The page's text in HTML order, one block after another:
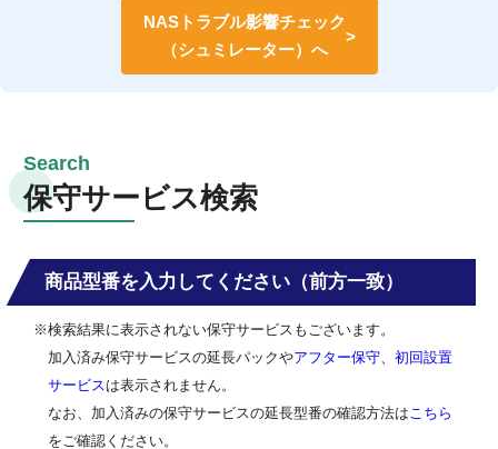
NASトラブル影響チェック
（シュミレーター）へ
保守サービス検索
商品型番を入力してください（前方一致）
※検索結果に表示されない保守サービスもございます。
加入済み保守サービスの延長パックやアフター保守
初回設置
サービス は表示されません。
なお、加入済みの保守サービスの延長型番の確認方法は こちら
をご確認ください。